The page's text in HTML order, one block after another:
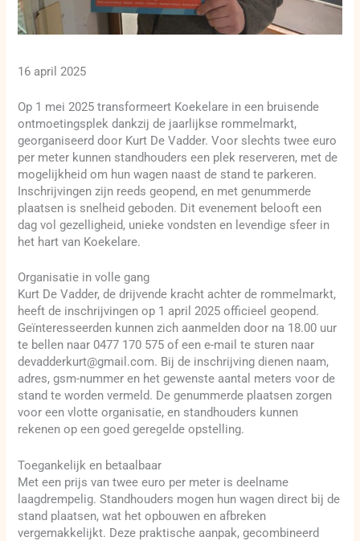
16 april 2025
Op 1 mei 2025 transformeert Koekelare in een bruisende
ontmoetingsplek dankzij de jaarlijkse rommelmarkt,
georganiseerd door Kurt De Vadder. Voor slechts twee euro
per meter kunnen standhouders een plek reserveren, met de
mogelijkheid om hun wagen naast de stand te parkeren.
Inschrijvingen zijn reeds geopend, en met genummerde
plaatsen is snelheid geboden. Dit evenement belooft een
dag vol gezelligheid, unieke vondsten en levendige sfeer in
het hart van Koekelare.
Organisatie in volle gang
Kurt De Vadder, de drijvende kracht achter de rommelmarkt,
heeft de inschrijvingen op 1 april 2025 officieel geopend.
Geïnteresseerden kunnen zich aanmelden door na 18.00 uur
te bellen naar 0477 170 575 of een e-mail te sturen naar
devadderkurt@gmail.com. Bij de inschrijving dienen naam,
adres, gsm-nummer en het gewenste aantal meters voor de
stand te worden vermeld. De genummerde plaatsen zorgen
voor een vlotte organisatie, en standhouders kunnen
rekenen op een goed geregelde opstelling.
Toegankelijk en betaalbaar
Met een prijs van twee euro per meter is deelname
laagdrempelig. Standhouders mogen hun wagen direct bij de
stand plaatsen, wat het opbouwen en afbreken
vergemakkelijkt. Deze praktische aanpak, gecombineerd